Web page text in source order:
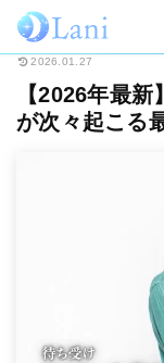
ホーム 開運
2026.01.27
【2026年最
が次々起こる